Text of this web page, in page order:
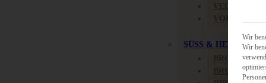
SÜSS & HERZHAFT
BRUNCH &
Wir
Wir